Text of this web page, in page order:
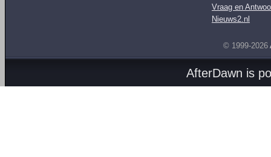
Vraag en
Nieuws2.nl
© 1999-2026
AfterDawn is